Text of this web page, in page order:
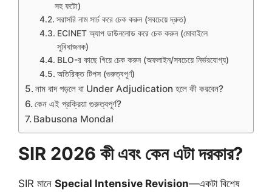
সহ ফটো)
সরাসরি নাম সার্চ করে চেক করুন (সবচেয়ে দ্রুত)
ECINET অ্যাপ ডাউনলোড করে চেক করুন (মোবাইলে
সুবিধাজনক)
BLO-র কাছে গিয়ে চেক করুন (অফলাইন/সবচেয়ে নির্ভরযোগ্য)
অতিরিক্ত টিপস (গুরুত্বপূর্ণ)
নাম বাদ পড়লে বা Under Adjudication হলে কী করবেন?
কেন এই প্রক্রিয়া গুরুত্বপূর্ণ?
Babusona Mondal
SIR 2026 কী এবং কেন এটা দরকার?
SIR মানে Special Intensive Revision—একটা বিশেষ